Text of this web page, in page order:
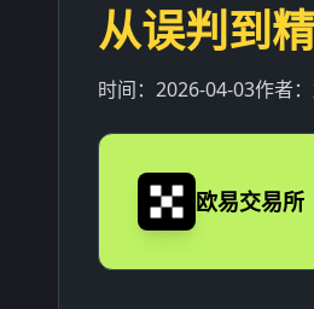
从误判到
时间： 2026-04-03作者：
欧易交易所